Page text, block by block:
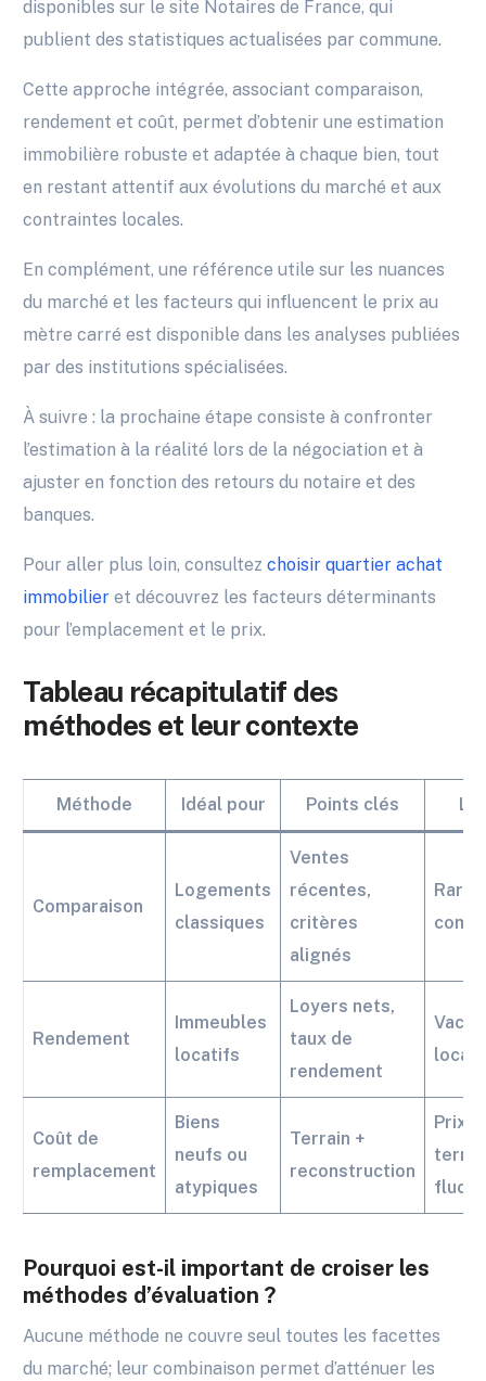
disponibles sur le site Notaires de France, qui
publient des statistiques actualisées par commune.
Cette approche intégrée, associant comparaison,
rendement et coût, permet d’obtenir une estimation
immobilière robuste et adaptée à chaque bien, tout
en restant attentif aux évolutions du marché et aux
contraintes locales.
En complément, une référence utile sur les nuances
du marché et les facteurs qui influencent le prix au
mètre carré est disponible dans les analyses publiées
par des institutions spécialisées.
À suivre : la prochaine étape consiste à confronter
l’estimation à la réalité lors de la négociation et à
ajuster en fonction des retours du notaire et des
banques.
Pour aller plus loin, consultezchoisir quartier achat
immobilier et découvrez les facteurs déterminants
pour l’emplacement et le prix.
Tableau récapitulatif des
méthodes et leur contexte
Méthode Idéal pour Points clés
Comparaison
Logements
classiques
Ventes
récentes,
critères
alignés
Rendement
Immeubles
locatifs
Loyers nets,
taux de
rendement
Coût de
remplacement
Biens
neufs ou
atypiques
Terrain +
reconstruction
Prix
Pourquoi est-il important de croiser les
méthodes d’évaluation ?
Aucune méthode ne couvre seul toutes les facettes
du marché; leur combinaison permet d’atténuer les